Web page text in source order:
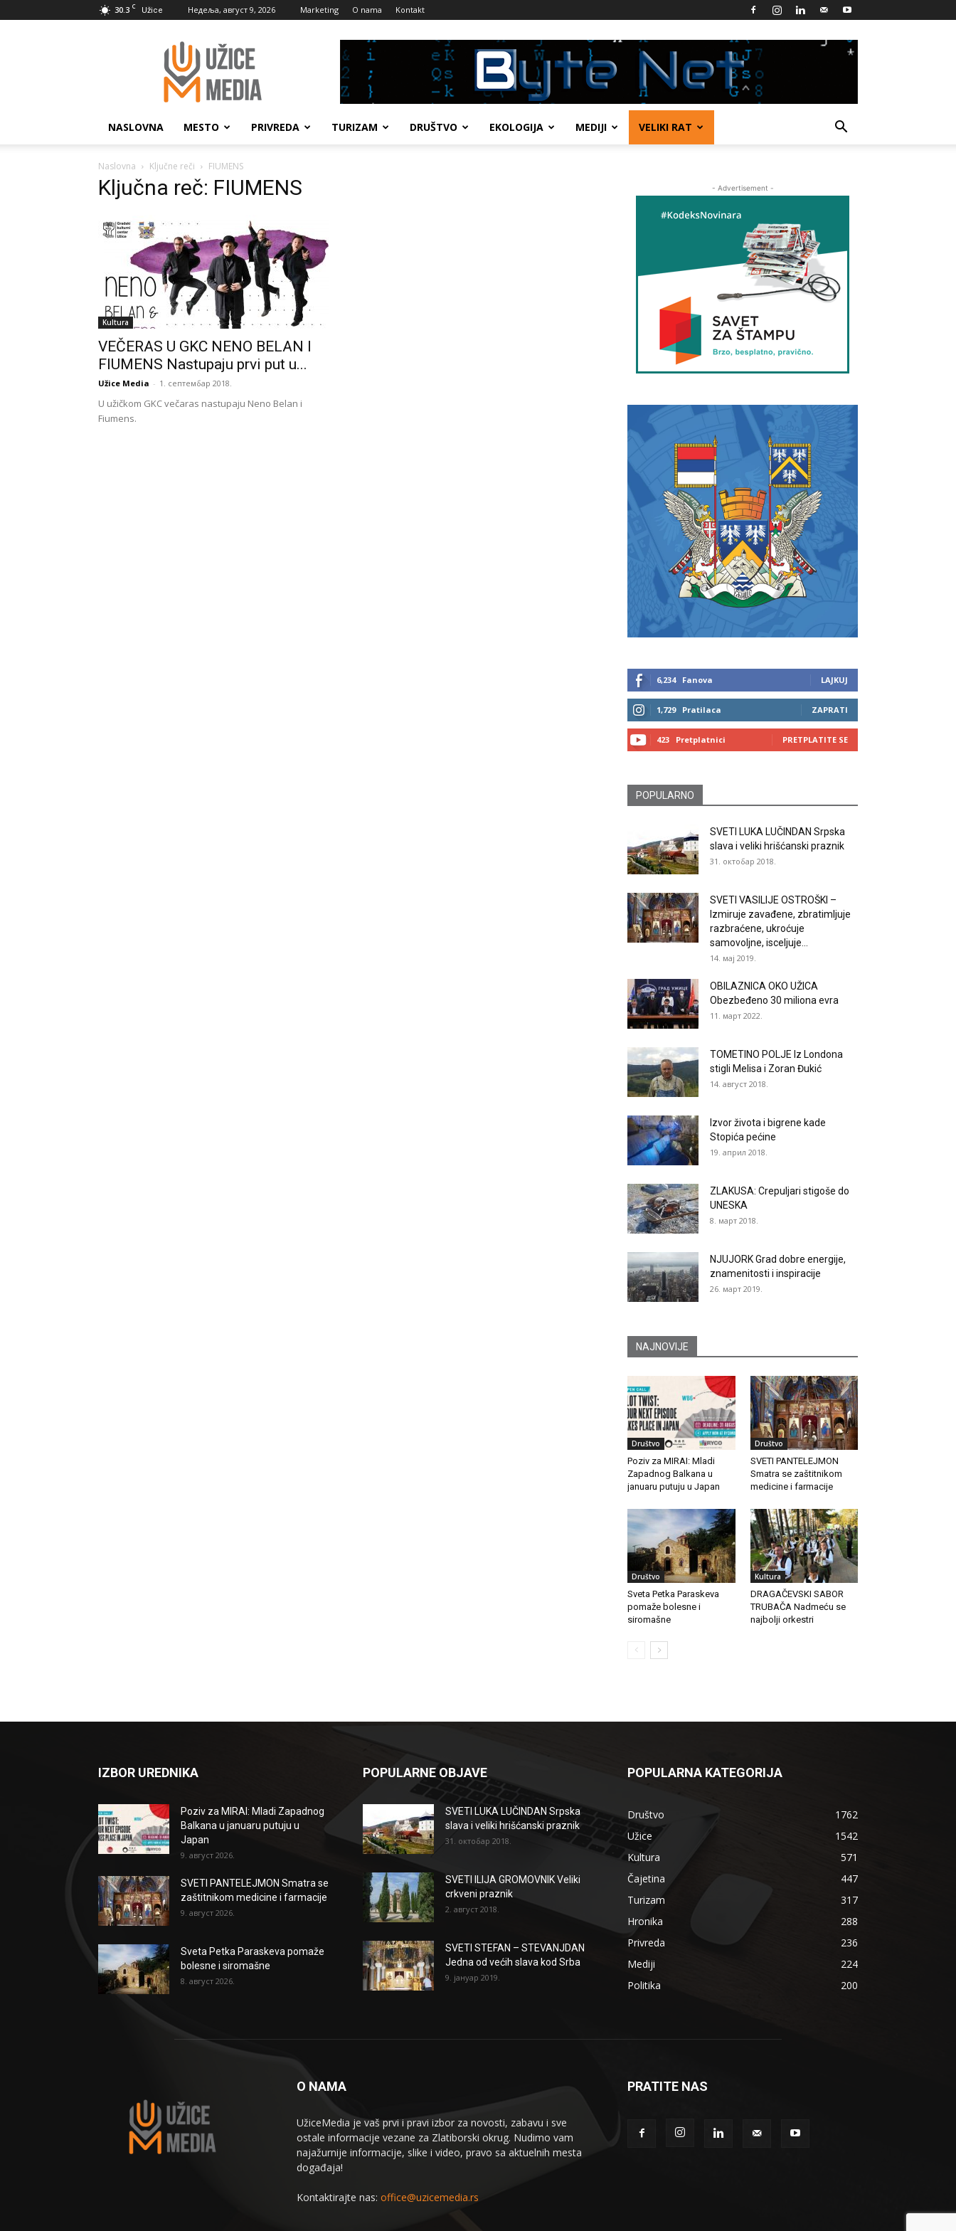
30.3 C Užice Недеља, август 9, 2026 Marketing O nama Kontakt
UžiceMedia
NASLOVNA MESTO PRIVREDA TURIZAM DRUŠTVO EKOLOGIJA MEDIJI VELIKI RAT
Naslovna Ključne reči FIUMENS
Ključna reč: FIUMENS
Kultura
VEČERAS U GKC NENO BELAN I
FIUMENS Nastupaju prvi put u...
Užice Media - 1. септембар 2018.
U užičkom GKC večaras nastupaju Neno Belan i
Fiumens.
- Advertisement -
6,234 Fanova LAJKUJ
1,729 Pratilaca ZAPRATI
423 Pretplatnici PRETPLATITE SE
POPULARNO
SVETI LUKA LUČINDAN Srpska
slava i veliki hrišćanski praznik
31. октобар 2018.
SVETI VASILIJE OSTROŠKI –
Izmiruje zavađene, zbratimljuje
razbraćene, ukroćuje
samovoljne, isceljuje...
14. мај 2019.
OBILAZNICA OKO UŽICA
Obezbeđeno 30 miliona evra
11. март 2022.
TOMETINO POLJE Iz Londona
stigli Melisa i Zoran Đukić
14. август 2018.
Izvor života i bigrene kade
Stopića pećine
19. април 2018.
ZLAKUSA: Crepuljari stigoše do
UNESKA
8. март 2018.
NJUJORK Grad dobre energije,
znamenitosti i inspiracije
26. март 2019.
NAJNOVIJE
Društvo
Poziv za MIRAI: Mladi
Zapadnog Balkana u
januaru putuju u Japan
Društvo
SVETI PANTELEJMON
Smatra se zaštitnikom
medicine i farmacije
Društvo
Sveta Petka Paraskeva
pomaže bolesne i
siromašne
Kultura
DRAGAČEVSKI SABOR
TRUBAČA Nadmeću se
najbolji orkestri
IZBOR UREDNIKA
Poziv za MIRAI: Mladi Zapadnog
Balkana u januaru putuju u
Japan
9. август 2026.
SVETI PANTELEJMON Smatra se
zaštitnikom medicine i farmacije
9. август 2026.
Sveta Petka Paraskeva pomaže
bolesne i siromašne
8. август 2026.
POPULARNE OBJAVE
SVETI LUKA LUČINDAN Srpska
slava i veliki hrišćanski praznik
31. октобар 2018.
SVETI ILIJA GROMOVNIK Veliki
crkveni praznik
2. август 2018.
SVETI STEFAN – STEVANJDAN
Jedna od većih slava kod Srba
9. јануар 2019.
POPULARNA KATEGORIJA
Društvo
1762
Užice
1542
Kultura
571
Čajetina
447
Turizam
317
Hronika
288
Privreda
236
Mediji
224
Politika
200
O NAMA
UžiceMedia je vaš prvi i pravi izbor za novosti, zabavu i sve
ostale informacije vezane za Zlatiborski okrug. Nudimo vam
najažurnije informacije, slike i video, pravo sa aktuelnih mesta
događaja!
Kontaktirajte nas: office@uzicemedia.rs
PRATITE NAS